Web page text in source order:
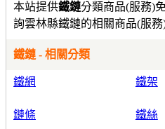
本站提供鐵鏈分類商品(服務)
詢雲林縣鐵鏈的相關商品(服務
鐵鏈 - 相關分類
鐵網 鐵架
鏈條 鐵絲